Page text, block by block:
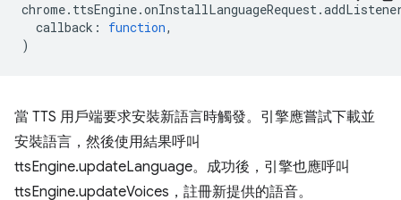
chrome. ttsEngine.onInstallLanguageRequest.
callback : function,
)
當 TTS 用戶端要求安裝新語言時觸發。引擎應嘗試下載並
安裝語言，然後使用結果呼叫
ttsEngine.updateLanguage。成功後，引擎也應呼叫
ttsEngine.updateVoices，註冊新提供的語音。